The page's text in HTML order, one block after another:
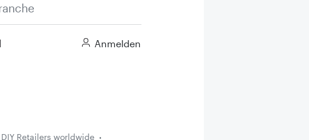
Anmelden
DIY Retailers worldwide